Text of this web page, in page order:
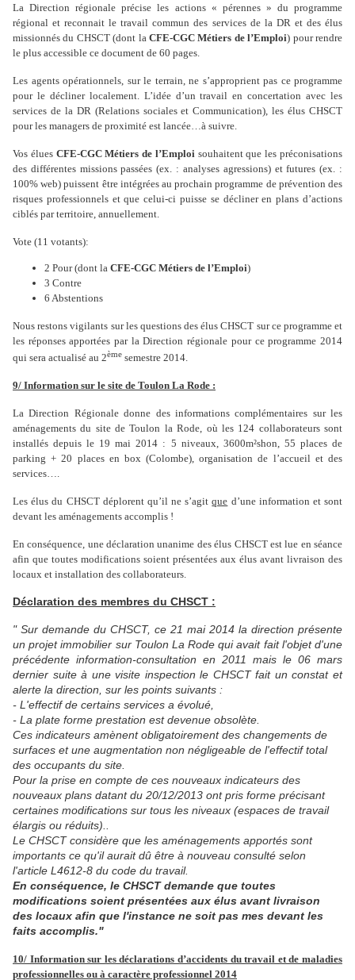
La Direction régionale précise les actions « pérennes » du programme
régional et reconnait le travail commun des services de la DR et des élus
missionnés du CHSCT (dont la CFE-CGC Métiers de l’Emploi) pour rendre
le plus accessible ce document de 60 pages.
Les agents opérationnels, sur le terrain, ne s’approprient pas ce programme
pour le décliner localement. L’idée d’un travail en concertation avec les
services de la DR (Relations sociales et Communication), les élus CHSCT
pour les managers de proximité est lancée…à suivre.
Vos élues CFE-CGC Métiers de l’Emploi souhaitent que les préconisations
des différentes missions passées (ex. : analyses agressions) et futures (ex. :
100% web) puissent être intégrées au prochain programme de prévention des
risques professionnels et que celui-ci puisse se décliner en plans d’actions
ciblés par territoire, annuellement.
Vote (11 votants):
2 Pour (dont la CFE-CGC Métiers de l’Emploi)
3 Contre
6 Abstentions
Nous restons vigilants sur les questions des élus CHSCT sur ce programme et
les réponses apportées par la Direction régionale pour ce programme 2014
qui sera actualisé au 2ème semestre 2014.
9/ Information sur le site de Toulon La Rode :
La Direction Régionale donne des informations complémentaires sur les
aménagements du site de Toulon la Rode, où les 124 collaborateurs sont
installés depuis le 19 mai 2014 : 5 niveaux, 3600m²shon, 55 places de
parking + 20 places en box (Colombe), organisation de l’accueil et des
services….
Les élus du CHSCT déplorent qu’il ne s’agitque d’une information et sont
devant les aménagements accomplis !
En conséquence, une déclaration unanime des élus CHSCT est lue en séance
afin que toutes modifications soient présentées aux élus avant livraison des
locaux et installation des collaborateurs.
Déclaration des membres du CHSCT :
" Sur demande du CHSCT, ce 21 mai 2014 la direction présente
un projet immobilier sur Toulon La Rode qui avait fait l'objet d'une
précédente information-consultation en 2011 mais le 06 mars
dernier suite à une visite inspection le CHSCT fait un constat et
alerte la direction, sur les points suivants :
- L'effectif de certains services a évolué,
- La plate forme prestation est devenue obsolète.
Ces indicateurs amènent obligatoirement des changements de
surfaces et une augmentation non négligeable de l'effectif total
des occupants du site.
Pour la prise en compte de ces nouveaux indicateurs des
nouveaux plans datant du 20/12/2013 ont pris forme précisant
certaines modifications sur tous les niveaux (espaces de travail
élargis ou réduits)..
Le CHSCT considère que les aménagements apportés sont
importants ce qu'il aurait dû être à nouveau consulté selon
l'article L4612-8 du code du travail.
En conséquence, le CHSCT demande que toutes
modifications soient présentées aux élus avant livraison
des locaux afin que l'instance ne soit pas mes devant les
faits accomplis."
10/ Information sur les déclarations d’accidents du travail et de maladies
professionnelles ou à caractère professionnel 2014